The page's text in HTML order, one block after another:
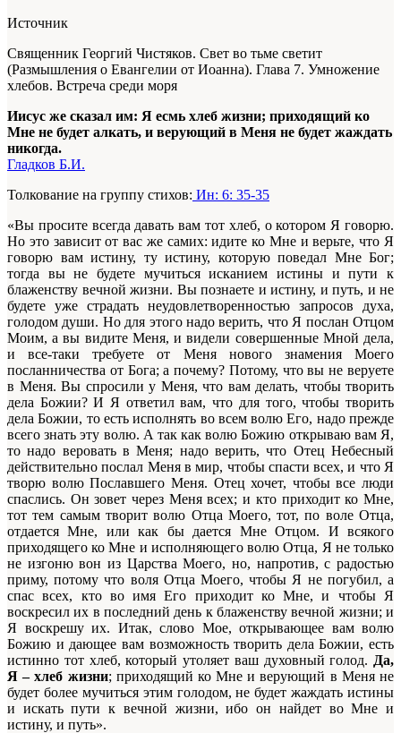
Источник
Священник Георгий Чистяков. Свет во тьме светит
(Размышления о Евангелии от Иоанна). Глава 7. Умножение
хлебов. Встреча среди моря
Иисус же сказал им: Я есмь хлеб жизни; приходящий ко
Мне не будет алкать, и верующий в Меня не будет жаждать
никогда.
Гладков Б.И.
Толкование на группу стихов: Ин: 6: 35-35
«Вы просите всегда давать вам тот хлеб, о котором Я говорю.
Но это зависит от вас же самих: идите ко Мне и верьте, что Я
говорю вам истину, ту истину, которую поведал Мне Бог;
тогда вы не будете мучиться исканием истины и пути к
блаженству вечной жизни. Вы познаете и истину, и путь, и не
будете уже страдать неудовлетворенностью запросов духа,
голодом души. Но для этого надо верить, что Я послан Отцом
Моим, а вы видите Меня, и видели совершенные Мной дела,
и все-таки требуете от Меня нового знамения Моего
посланничества от Бога; а почему? Потому, что вы не веруете
в Меня. Вы спросили у Меня, что вам делать, чтобы творить
дела Божии? И Я ответил вам, что для того, чтобы творить
дела Божии, то есть исполнять во всем волю Его, надо прежде
всего знать эту волю. А так как волю Божию открываю вам Я,
то надо веровать в Меня; надо верить, что Отец Небесный
действительно послал Меня в мир, чтобы спасти всех, и что Я
творю волю Пославшего Меня. Отец хочет, чтобы все люди
спаслись. Он зовет через Меня всех; и кто приходит ко Мне,
тот тем самым творит волю Отца Моего, тот, по воле Отца,
отдается Мне, или как бы дается Мне Отцом. И всякого
приходящего ко Мне и исполняющего волю Отца, Я не только
не изгоню вон из Царства Моего, но, напротив, с радостью
приму, потому что воля Отца Моего, чтобы Я не погубил, а
спас всех, кто во имя Его приходит ко Мне, и чтобы Я
воскресил их в последний день к блаженству вечной жизни; и
Я воскрешу их. Итак, слово Мое, открывающее вам волю
Божию и дающее вам возможность творить дела Божии, есть
истинно тот хлеб, который утоляет ваш духовный голод. Да,
Я – хлеб жизни; приходящий ко Мне и верующий в Меня не
будет более мучиться этим голодом, не будет жаждать истины
и искать пути к вечной жизни, ибо он найдет во Мне и
истину, и путь».